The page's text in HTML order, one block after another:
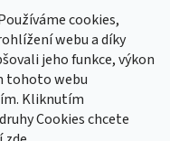
cookies,
webu a díky
jeho funkce, výkon
tohoto webu
Kliknutím
Cookies chcete